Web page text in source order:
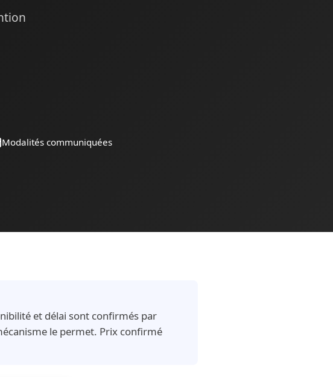
Modalités communiquées
et délai sont confirmés par
le permet. Prix confirmé